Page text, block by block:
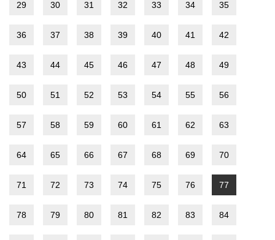
29 30 31 32 33 34 35
36 37 38 39 40 41 42
43 44 45 46 47 48 49
50 51 52 53 54 55 56
57 58 59 60 61 62 63
64 65 66 67 68 69 70
71 72 73 74 75 76 77
78 79 80 81 82 83 84